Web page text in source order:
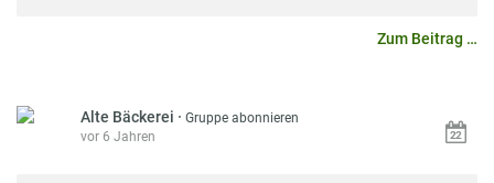
Zum Beitrag …
Alte Bäckerei ·Gruppe abonnieren
vor 6 Jahren